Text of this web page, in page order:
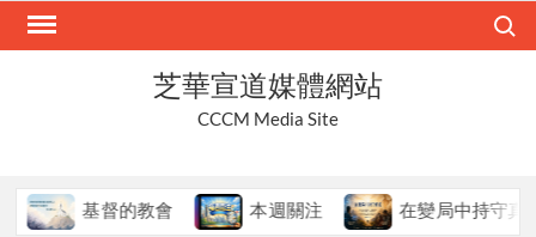
Skip
芝華宣道媒體網站
CCCM Media Site
基督的教會 本週關注 在變局中持守真道